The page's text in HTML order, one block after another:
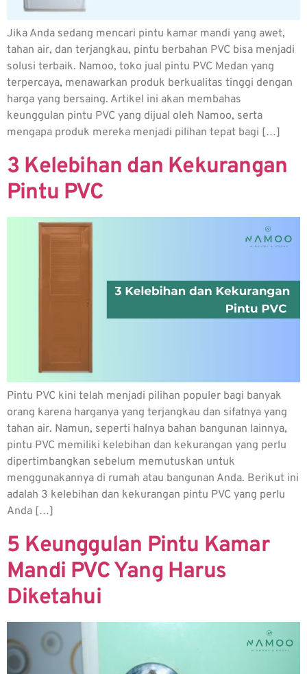
Jika Anda sedang mencari pintu kamar mandi yang awet,
tahan air, dan terjangkau, pintu berbahan PVC bisa menjadi
solusi terbaik. Namoo, toko jual pintu PVC Medan yang
terpercaya, menawarkan produk berkualitas tinggi dengan
harga yang bersaing. Artikel ini akan membahas
keunggulan pintu PVC yang dijual oleh Namoo, serta
mengapa produk mereka menjadi pilihan tepat bagi […]
3 Kelebihan dan Kekurangan
Pintu PVC
Pintu PVC kini telah menjadi pilihan populer bagi banyak
orang karena harganya yang terjangkau dan sifatnya yang
tahan air. Namun, seperti halnya bahan bangunan lainnya,
pintu PVC memiliki kelebihan dan kekurangan yang perlu
dipertimbangkan sebelum memutuskan untuk
menggunakannya di rumah atau bangunan Anda. Berikut ini
adalah 3 kelebihan dan kekurangan pintu PVC yang perlu
Anda […]
5 Keunggulan Pintu Kamar
Mandi PVC Yang Harus
Diketahui